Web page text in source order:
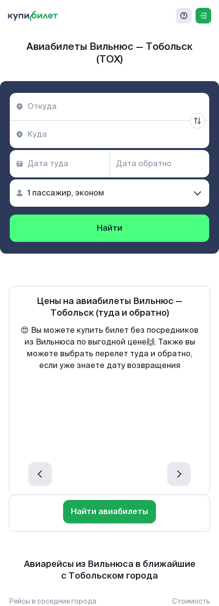
Авиабилеты Вильнюс — Тобольск
(TOX)
Найти
Цены на авиабилеты Вильнюс —
Тобольск (туда и обратно)
😍 Вы можете купить билет без посредников
из Вильнюса по выгодной цене🙌. Также вы
можете выбрать перелет туда и обратно,
если уже знаете дату возвращения
Найти авиабилеты
Авиарейсы из Вильнюса в ближайшие
с Тобольском города
Рейсы в соседние города Стоимость